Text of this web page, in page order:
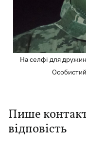
На селфі для
Пише
відповість